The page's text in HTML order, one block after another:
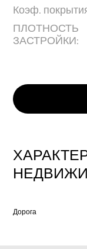
Коэф.
ПЛОТНОСТЬ
ЗАСТРОЙКИ:
Дорога